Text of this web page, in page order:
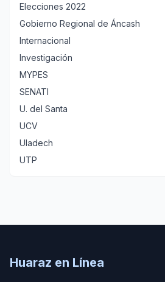
Elecciones 2022
Gobierno Regional de Áncash
Internacional
Investigación
MYPES
SENATI
U. del Santa
UCV
Uladech
UTP
Huaraz en Línea